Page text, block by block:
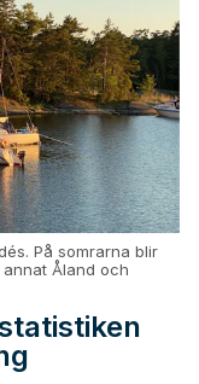
På somrarna blir
Åland och